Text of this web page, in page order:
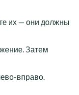
их — они должны
Затем
вправо.